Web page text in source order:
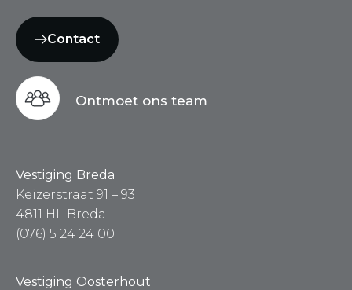
Contact
Ontmoet ons team
Vestiging Breda
Keizerstraat 91 – 93
4811 HL Breda
(076) 5 24 24 00
Vestiging Oosterhout